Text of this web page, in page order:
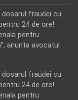
fraudei cu
24 de ore!
pentru
anunta avocatul
fraudei cu
24 de ore!
pentru